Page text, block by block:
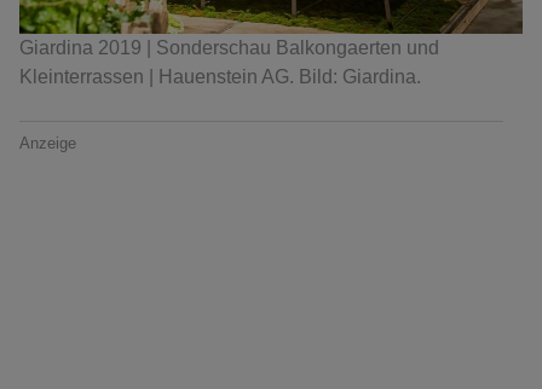
Giardina 2019 | Sonderschau Balkongaerten und
Kleinterrassen | Hauenstein AG. Bild: Giardina.
Anzeige